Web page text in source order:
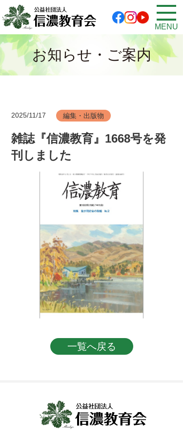
MENU
お知らせ・ご案内
2025/11/17 編集・出版物
雑誌『信濃教育』1668号を発
刊しました
投稿ナビゲーション一覧へ戻る